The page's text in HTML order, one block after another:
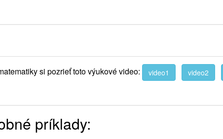
si pozrieť toto výukové video: video1 video2
príklady: